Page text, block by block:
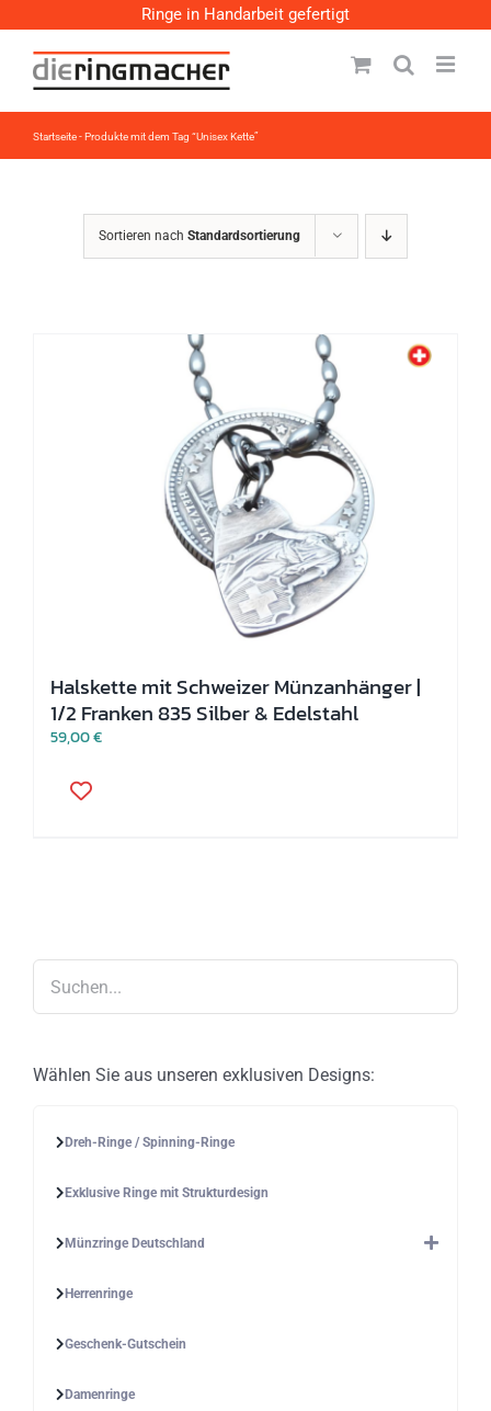
Ringe in Handarbeit gefertigt
Inhalt
springen
Startseite-Produkte mit dem Tag “Unisex Kette”
Sortieren nach Standardsortierung
Halskette mit Schweizer Münzanhänger |
1/2 Franken 835 Silber & Edelstahl
59,00€
Wählen Sie aus unseren exklusiven Designs:
Dreh-Ringe / Spinning-Ringe
Exklusive Ringe mit Strukturdesign
Münzringe Deutschland
Herrenringe
Geschenk-Gutschein
Damenringe